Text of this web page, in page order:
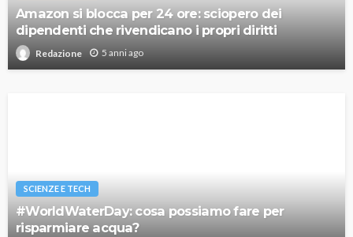
Amazon si blocca per 24 ore: sciopero dei
dipendenti che rivendicano i propri diritti
Redazione 5 anni ago
SCIENZE E TECH
#WorldWaterDay: cosa possiamo fare per
risparmiare acqua?